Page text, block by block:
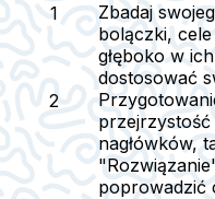
Zbadaj
bolączki,
głęboko w
dostosować
nagłówków,
poprowadzić